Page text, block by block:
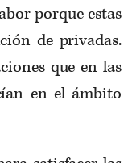
porque estas
de privadas.
que en las
en el ámbito